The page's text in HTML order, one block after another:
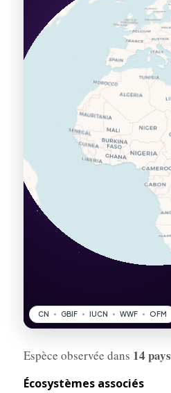
Espèce observée dans 14 pays
Écosystèmes associés